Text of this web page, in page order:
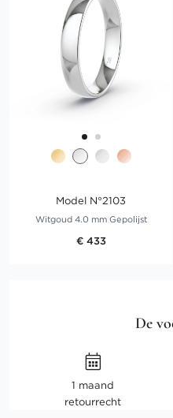
Model N°2103
Witgoud 4.0 mm Gepolijst
€ 433
De
1 maand
retourrecht